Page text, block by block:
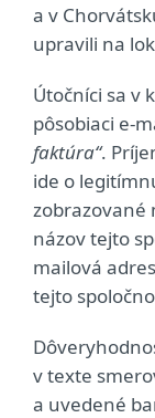
a v
upravili na
Útočníci sa v
pôsobiaci e-
faktúra“.
ide o
zobrazované
názov tejto
mailová
tejto
v texte
a uvedené